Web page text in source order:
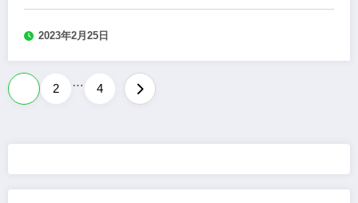
立て」
2023年2月25日
投
ペ
2 … 4